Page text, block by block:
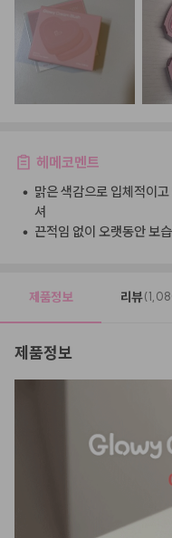
헤메코멘트
• 맑은 색감으로 입체적이
셔
• 끈적임 없이 오랫동안 보
제품정보 리뷰
제품정보